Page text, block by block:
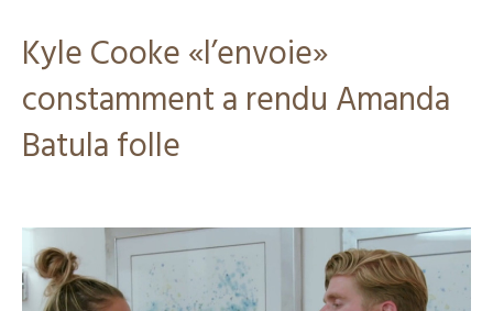
Kyle Cooke «l’envoie»
constamment a rendu Amanda
Batula folle